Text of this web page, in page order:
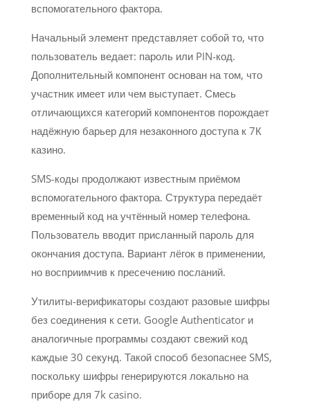
вспомогательного фактора.
Начальный элемент представляет собой то, что
пользователь ведает: пароль или PIN-код.
Дополнительный компонент основан на том, что
участник имеет или чем выступает. Смесь
отличающихся категорий компонентов порождает
надёжную барьер для незаконного доступа к 7К
казино.
SMS-коды продолжают известным приёмом
вспомогательного фактора. Структура передаёт
временный код на учтённый номер телефона.
Пользователь вводит присланный пароль для
окончания доступа. Вариант лёгок в применении,
но восприимчив к пресечению посланий.
Утилиты-верификаторы создают разовые шифры
без соединения к сети. Google Authenticator и
аналогичные программы создают свежий код
каждые 30 секунд. Такой способ безопаснее SMS,
поскольку шифры генерируются локально на
приборе для 7k casino.